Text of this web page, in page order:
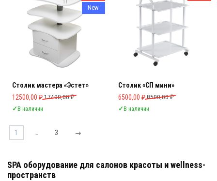
New
Столик мастера «Эстет»
17400,00₽
Первоначальная цена составляла 17400,00 ₽.
12500,00 ₽
Текущая цена: 12500,00 ₽.
✓В наличии
Столик «СП мини»
8500,00₽
Первоначальная цена
6500,00 ₽
Текущая цена: 6500,00 ₽.
✓В наличии
1 … 3 →
SPA оборудование для салонов красоты и wellness-
пространств